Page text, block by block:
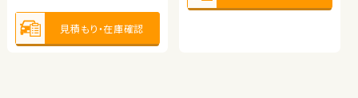
見積もり・在庫確認
排気 1,500cc 整備 法定整備付
年式 2017年 走行 70,600km